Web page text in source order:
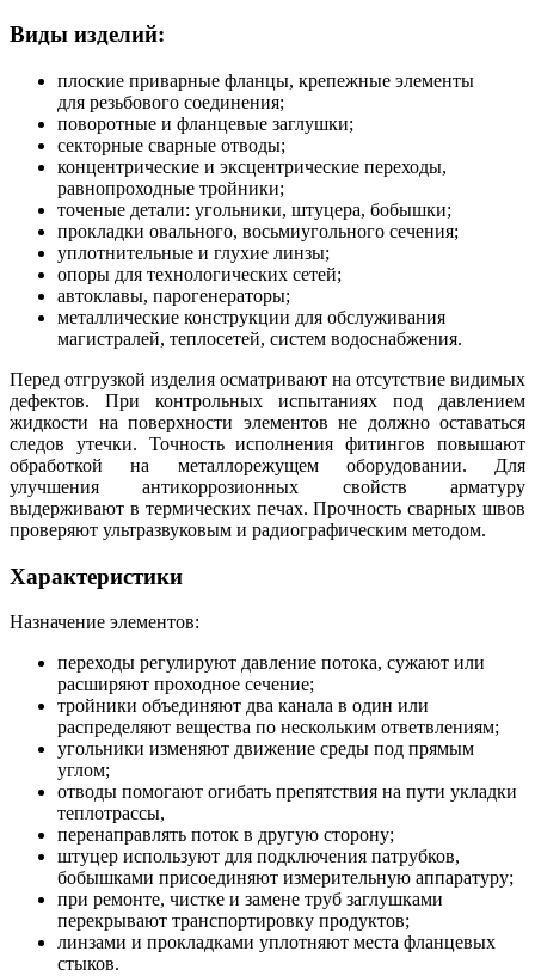
Виды изделий:
плоские приварные фланцы, крепежные элементы
для резьбового соединения;
поворотные и фланцевые заглушки;
секторные сварные отводы;
концентрические и эксцентрические переходы,
равнопроходные тройники;
точеные детали: угольники, штуцера, бобышки;
прокладки овального, восьмиугольного сечения;
уплотнительные и глухие линзы;
опоры для технологических сетей;
автоклавы, парогенераторы;
металлические конструкции для обслуживания
магистралей, теплосетей, систем водоснабжения.
Перед отгрузкой изделия осматривают на отсутствие видимых
дефектов. При контрольных испытаниях под давлением
жидкости на поверхности элементов не должно оставаться
следов утечки. Точность исполнения фитингов повышают
обработкой на металлорежущем оборудовании. Для
улучшения антикоррозионных свойств арматуру
выдерживают в термических печах. Прочность сварных швов
проверяют ультразвуковым и радиографическим методом.
Характеристики
Назначение элементов:
переходы регулируют давление потока, сужают или
расширяют проходное сечение;
тройники объединяют два канала в один или
распределяют вещества по нескольким ответвлениям;
угольники изменяют движение среды под прямым
углом;
отводы помогают огибать препятствия на пути укладки
теплотрассы,
перенаправлять поток в другую сторону;
штуцер используют для подключения патрубков,
бобышками присоединяют измерительную аппаратуру;
при ремонте, чистке и замене труб заглушками
перекрывают транспортировку продуктов;
линзами и прокладками уплотняют места фланцевых
стыков.